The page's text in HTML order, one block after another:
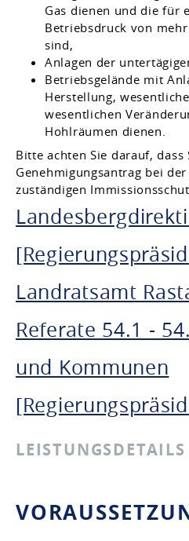
Gas dienen und die für
Betriebsdruck von
sind,
Anlagen der
Betriebsgelände mit
Herstellung,
wesentlichen
Hohlräumen dienen.
Bitte achten Sie darauf, dass
Genehmigungsantrag bei
zuständigen
Landratsamt
Referate 54.1 -
und Kommunen
LEISTUNGSDETAILS